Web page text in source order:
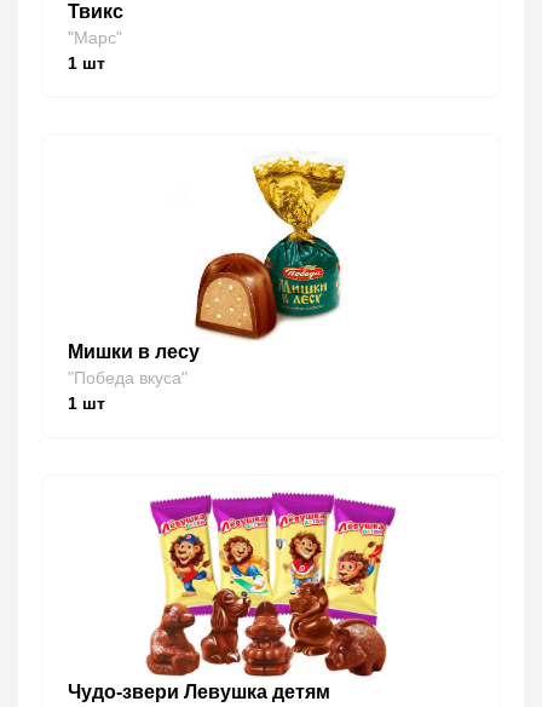
Твикс
"Марс"
1 шт
Мишки в лесу
"Победа вкуса"
1 шт
Чудо-звери Левушка детям